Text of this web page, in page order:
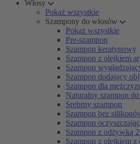
Włosy
Pokaż wszystkie
Szampony do włosów
Pokaż wszystkie
Pre-szampon
Szampon keratynowy
Szampon z olejkiem
Szampon
Szampon dodający
Szampon dla
Naturalny szampon
Srebrny szampon
Szampon bez
Szampon
Szampon z odżywką
Szampon z olejkiem z